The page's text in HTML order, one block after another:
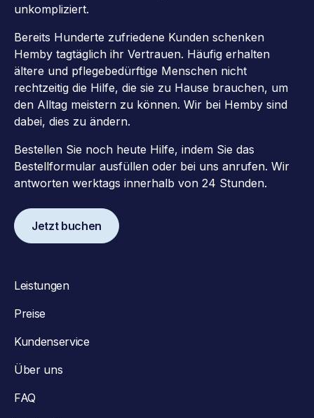
unkompliziert.
Bereits Hunderte zufriedene Kunden schenken
Hemby tagtäglich ihr Vertrauen. Häufig erhalten
ältere und pflegebedürftige Menschen nicht
rechtzeitig die Hilfe, die sie zu Hause brauchen, um
den Alltag meistern zu können. Wir bei Hemby sind
dabei, dies zu ändern.
Bestellen Sie noch heute Hilfe, indem Sie das
Bestellformular ausfüllen oder bei uns anrufen. Wir
antworten werktags innerhalb von 24 Stunden.
Jetzt buchen
Leistungen
Preise
Kundenservice
Über uns
FAQ